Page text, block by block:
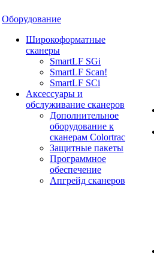
Оборудование
Широкоформатные
сканеры
SmartLF SGi
SmartLF Scan!
SmartLF SCi
Аксессуары и
обслуживание сканеров
Дополнительное
оборудование к
сканерам Colortrac
Защитные пакеты
Программное
обеспечение
Апгрейд сканеров